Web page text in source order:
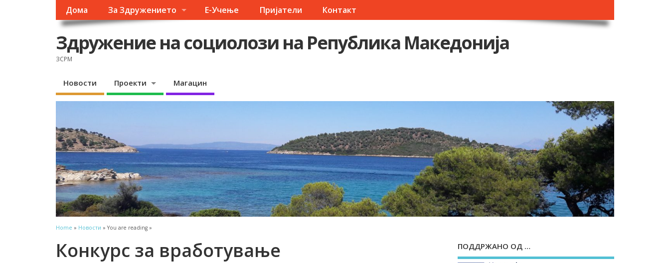
Дома За Здружението Е-Учење Пријатели Контакт
Здружение на социолози на Република Македонија
ЗСРМ
Новости Проекти Магацин
Home » Новости » You are reading »
Конкурс за вработување ПОДДРЖАНО ОД …